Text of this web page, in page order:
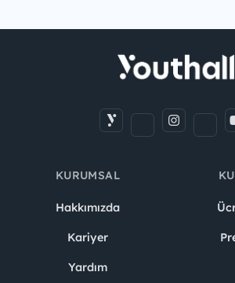
KURUMSAL
Hakkımızda
Kariyer
Yardım